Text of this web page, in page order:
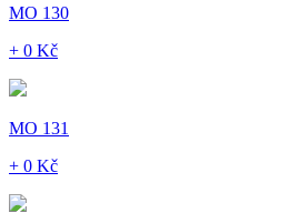
MO 130
+ 0 Kč
MO 131
+ 0 Kč